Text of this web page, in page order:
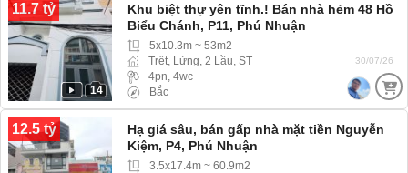
11.7 tỷ
14
Khu biệt thự yên tĩnh.! Bán nhà hẻm 48 Hồ
Biểu Chánh, P11, Phú Nhuận
5x10.3m ~ 53m2
Trệt, Lửng, 2 Lầu, ST
4pn, 4wc
Bắc
30/07/26
12.5 tỷ
Hạ giá sâu, bán gấp nhà mặt tiền Nguyễn
Kiệm, P4, Phú Nhuận
3.5x17.4m ~ 60.9m2